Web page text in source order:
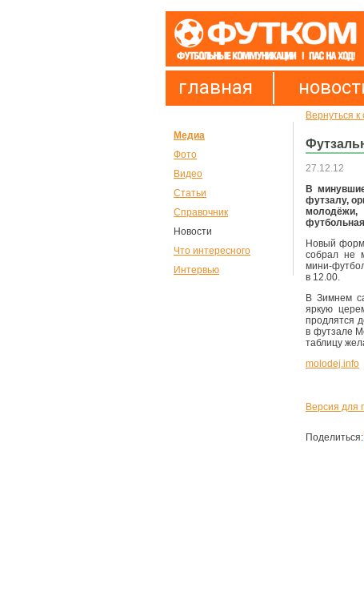
главная
Медиа
Фото
Видео
Статьи
Справочник
Новости
Что интересного
Интервью
Вернуться к
27.12.12
В
футзалу,
Новый
собрал не
мини-
в 12.00.
В Зимнем
яркую
продлятся
в футзале
таблицу
molodej.info
Версия для
Поделиться: